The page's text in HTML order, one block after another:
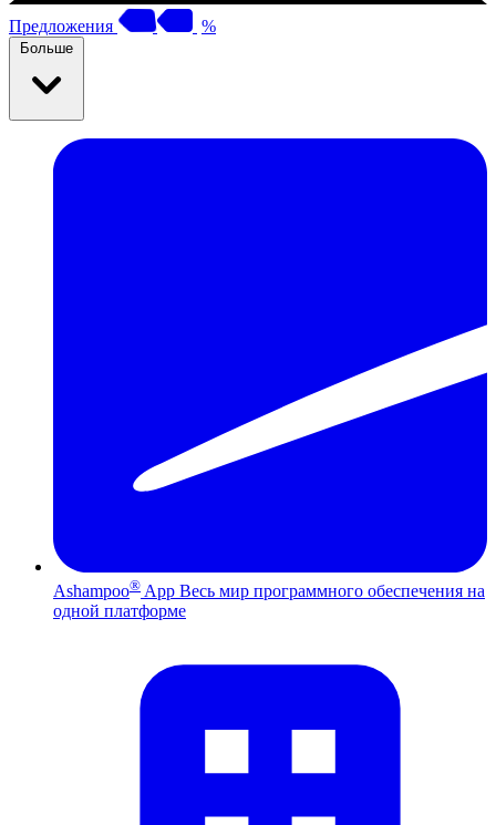
Предложения %
Больше
Ashampoo® App Весь мир программного обеспечения на
одной платформе